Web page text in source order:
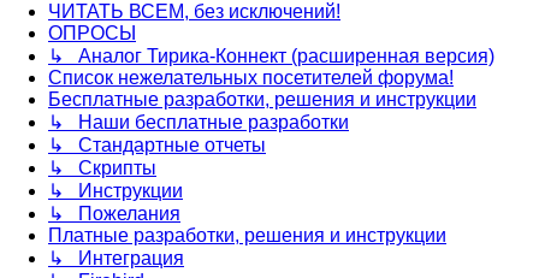
ЧИТАТЬ ВСЕМ, без исключений!
ОПРОСЫ
↳ Аналог Тирика-Коннект (расширенная версия)
Список нежелательных посетителей форума!
Бесплатные разработки, решения и инструкции
↳ Наши бесплатные разработки
↳ Стандартные отчеты
↳ Скрипты
↳ Инструкции
↳ Пожелания
Платные разработки, решения и инструкции
↳ Интеграция